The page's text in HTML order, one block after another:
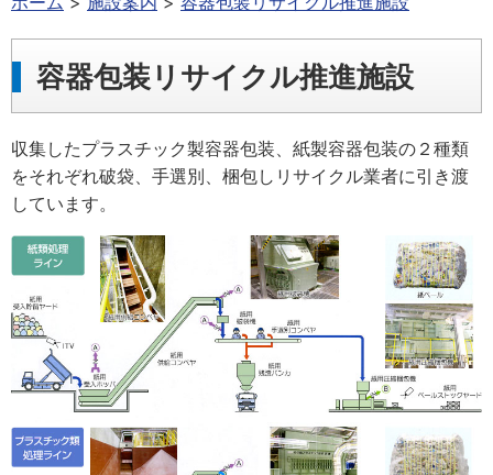
容器包装リサイクル推進施設
収集したプラスチック製容器包装、紙製容器包装の２種類
をそれぞれ破袋、手選別、梱包しリサイクル業者に引き渡
しています。